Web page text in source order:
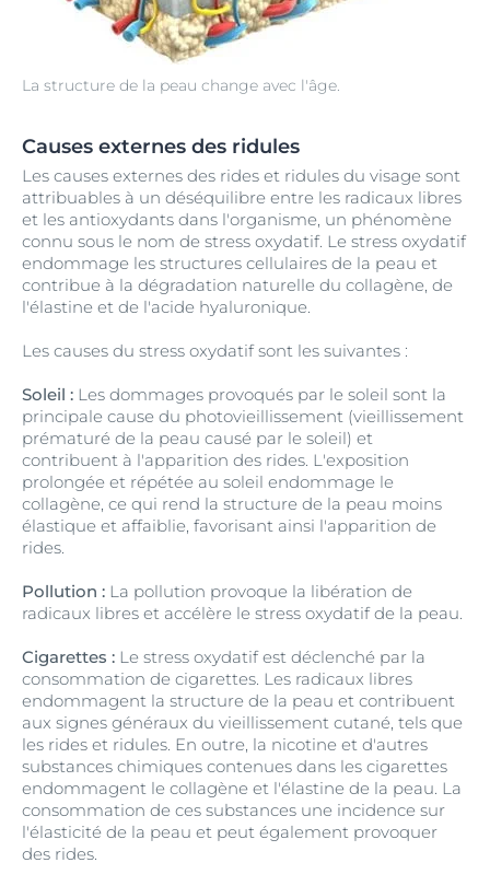
La structure de la peau change avec l'âge.
Causes externes des ridules
Les causes externes des rides et ridules du visage sont
attribuables à un déséquilibre entre les radicaux libres
et les antioxydants dans l'organisme, un phénomène
connu sous le nom de stress oxydatif. Le stress oxydatif
endommage les structures cellulaires de la peau et
contribue à la dégradation naturelle du collagène, de
l'élastine et de l'acide hyaluronique.
Les causes du stress oxydatif sont les suivantes :
Soleil : Les dommages provoqués par le soleil sont la
principale cause du photovieillissement (vieillissement
prématuré de la peau causé par le soleil) et
contribuent à l'apparition des rides. L'exposition
prolongée et répétée au soleil endommage le
collagène, ce qui rend la structure de la peau moins
élastique et affaiblie, favorisant ainsi l'apparition de
rides.
Pollution : La pollution provoque la libération de
radicaux libres et accélère le stress oxydatif de la peau.
Cigarettes : Le stress oxydatif est déclenché par la
consommation de cigarettes. Les radicaux libres
endommagent la structure de la peau et contribuent
aux signes généraux du vieillissement cutané, tels que
les rides et ridules. En outre, la nicotine et d'autres
substances chimiques contenues dans les cigarettes
endommagent le collagène et l'élastine de la peau. La
consommation de ces substances une incidence sur
l'élasticité de la peau et peut également provoquer
des rides.